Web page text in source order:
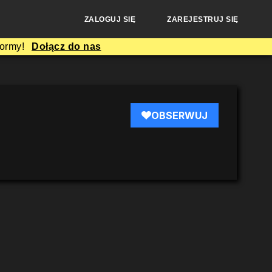
ZALOGUJ SIĘ ZAREJESTRUJ SIĘ
Dołącz do nas
OBSERWUJ